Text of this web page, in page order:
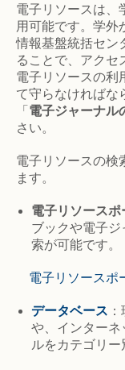
電子リソースは、
用可能です。学外
情報基盤統括セン
ることで、アクセ
電子リソースの利
て守らなければな
「 電子ジャーナル
さい。
電子リソースの検
ます。
電子リソースポ
ブックや電子
索が可能です。
電子リソースポ
データベース
や、インター
ルをカテゴリー